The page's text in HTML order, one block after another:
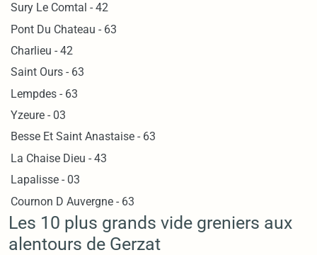
Sury Le Comtal - 42
Pont Du Chateau - 63
Charlieu - 42
Saint Ours - 63
Lempdes - 63
Yzeure - 03
Besse Et Saint Anastaise - 63
La Chaise Dieu - 43
Lapalisse - 03
Cournon D Auvergne - 63
Les 10 plus grands vide greniers aux
alentours de Gerzat